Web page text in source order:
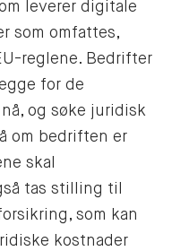
leverer digitale
som omfattes,
reglene. Bedrifter
for de
og søke juridisk
om bedriften er
skal
tas stilling til
som kan
kostnader